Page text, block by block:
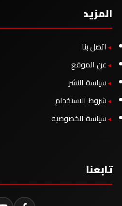
المزيد
اتصل بنا
عن الموقع
سياسة النشر
شروط الاستخدام
سياسة الخصوصية
تابعنا